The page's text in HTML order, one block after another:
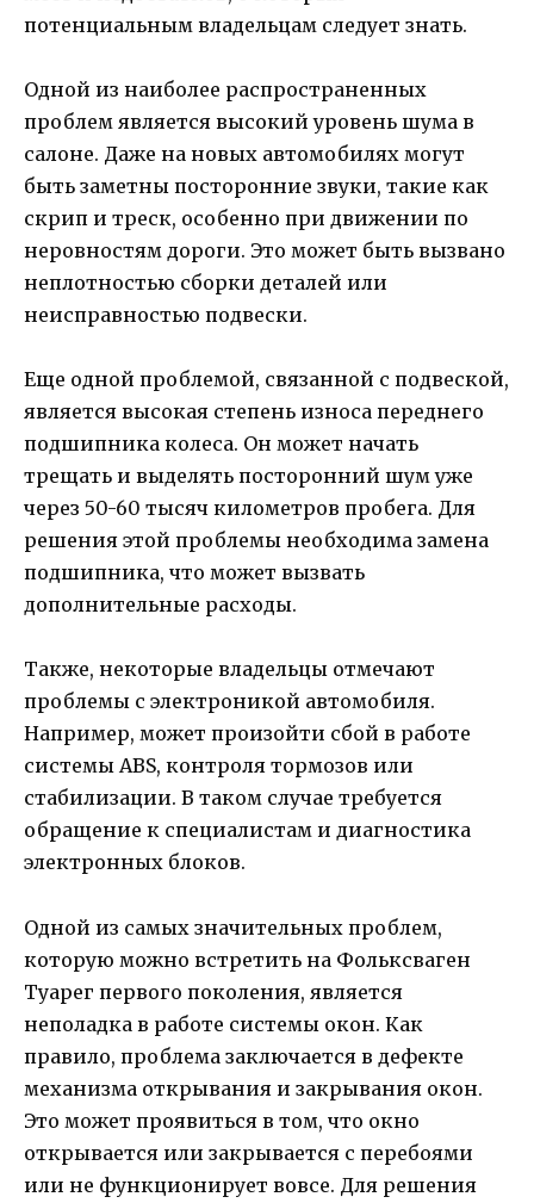
потенциальным владельцам следует знать.
Одной из наиболее распространенных
проблем является высокий уровень шума в
салоне. Даже на новых автомобилях могут
быть заметны посторонние звуки, такие как
скрип и треск, особенно при движении по
неровностям дороги. Это может быть вызвано
неплотностью сборки деталей или
неисправностью подвески.
Еще одной проблемой, связанной с подвеской,
является высокая степень износа переднего
подшипника колеса. Он может начать
трещать и выделять посторонний шум уже
через 50-60 тысяч километров пробега. Для
решения этой проблемы необходима замена
подшипника, что может вызвать
дополнительные расходы.
Также, некоторые владельцы отмечают
проблемы с электроникой автомобиля.
Например, может произойти сбой в работе
системы ABS, контроля тормозов или
стабилизации. В таком случае требуется
обращение к специалистам и диагностика
электронных блоков.
Одной из самых значительных проблем,
которую можно встретить на Фольксваген
Туарег первого поколения, является
неполадка в работе системы окон. Как
правило, проблема заключается в дефекте
механизма открывания и закрывания окон.
Это может проявиться в том, что окно
открывается или закрывается с перебоями
или не функционирует вовсе. Для решения